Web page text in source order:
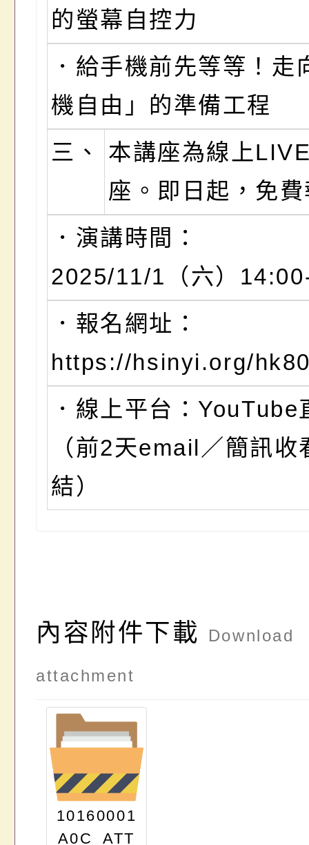
的螢幕自控力
．給手機前先等等！走
機自由」的準備工程
三、
本講座為線上
座。即日起，免
．演講時間：
2025/11/1（六）
．報名網址：
https://hsinyi.org/
．線上平台：YouTube
（前2天email／簡訊收
結）
內容附件下載 Download
attachment
10160001
A0C_ATT